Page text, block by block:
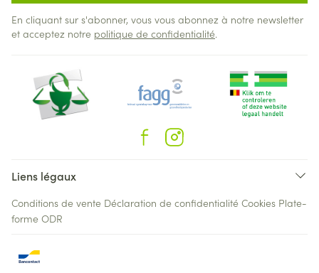
En cliquant sur s'abonner, vous vous abonnez à notre newsletter
et acceptez notre politique de confidentialité.
Liens légaux
Conditions de vente Déclaration de confidentialité Cookies Plate-
forme ODR